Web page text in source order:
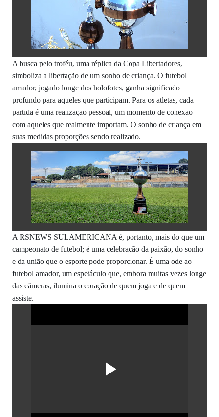
A busca pelo troféu, uma réplica da Copa Libertadores,
simboliza a libertação de um sonho de criança. O futebol
amador, jogado longe dos holofotes, ganha significado
profundo para aqueles que participam. Para os atletas, cada
partida é uma realização pessoal, um momento de conexão
com aqueles que realmente importam. O sonho de criança em
suas medidas proporções sendo realizado.
A RSNEWS SULAMERICANA é, portanto, mais do que um
campeonato de futebol; é uma celebração da paixão, do sonho
e da união que o esporte pode proporcionar. É uma ode ao
futebol amador, um espetáculo que, embora muitas vezes longe
das câmeras, ilumina o coração de quem joga e de quem
assiste.